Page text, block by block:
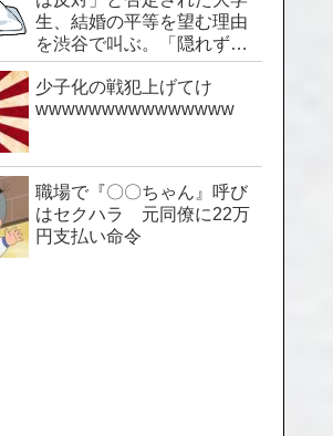
生、結婚の平等を望む理由
を渋谷で叫ぶ。「隠れずに
生きられる社会を」
少子化の戦犯上げてけ
wwwwwwwwwwwwwww
職場で『〇〇ちゃん』呼び
はセクハラ 元同僚に22万
円支払い命令